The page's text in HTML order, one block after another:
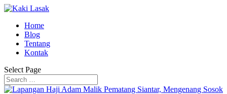
Home
Blog
Tentang
Kontak
Select Page